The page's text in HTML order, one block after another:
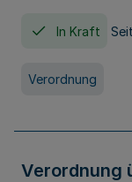
In Kraft
Verordnung
Verordnung